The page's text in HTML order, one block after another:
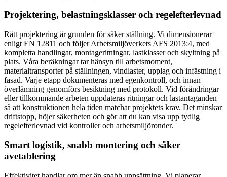
Projektering, belastningsklasser och regelefterlevnad
Rätt projektering är grunden för säker ställning. Vi dimensionerar
enligt EN 12811 och följer Arbetsmiljöverkets AFS 2013:4, med
kompletta handlingar, montageritningar, lastklasser och skyltning på
plats. Våra beräkningar tar hänsyn till arbetsmoment,
materialtransporter på ställningen, vindlaster, upplag och infästning i
fasad. Varje etapp dokumenteras med egenkontroll, och innan
överlämning genomförs besiktning med protokoll. Vid förändringar
eller tillkommande arbeten uppdateras ritningar och lastantaganden
så att konstruktionen hela tiden matchar projektets krav. Det minskar
driftstopp, höjer säkerheten och gör att du kan visa upp tydlig
regelefterlevnad vid kontroller och arbetsmiljöronder.
Smart logistik, snabb montering och säker
avetablering